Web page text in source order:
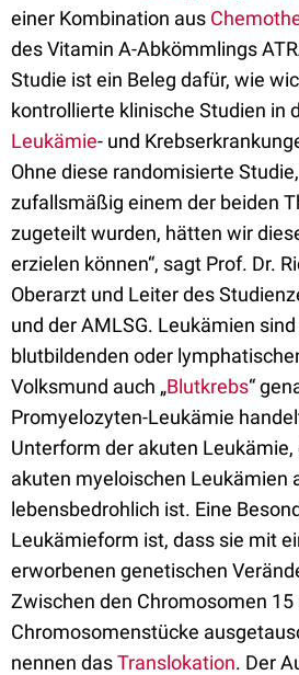
einer Kombination aus
des Vitamin A-Abkömmlings
Studie ist ein Beleg dafür, wie
kontrollierte klinische Studien in
Leukämie- und
Ohne diese randomisierte
zufallsmäßig einem der beiden
zugeteilt wurden, hätten wir
erzielen können“, sagt Prof. Dr.
Oberarzt und Leiter des
und der AMLSG. Leukämien
blutbildenden oder
Volksmund auch „Blutkrebs“
Promyelozyten-Leukämie
Unterform der akuten Leukämie,
akuten myeloischen Leukämien
lebensbedrohlich ist. Eine
Leukämieform ist, dass sie mit
erworbenen genetischen
Zwischen den Chromosomen 15
Chromosomenstücke
nennen dasTranslokation. Der